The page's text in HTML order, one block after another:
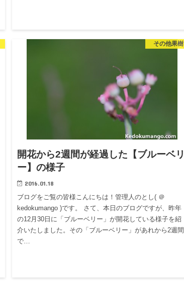
その他果樹
開花から2週間が経過した【ブルーベリ
ー】の様子
2016.01.18
ブログをご覧の皆様こんにちは！管理人のとし( ＠
kedokumango )です。 さて、本日のブログですが、昨年
の12月30日に「ブルーベリー」が開花している様子を紹
介いたしました。その「ブルーベリー」があれから2週間
で…